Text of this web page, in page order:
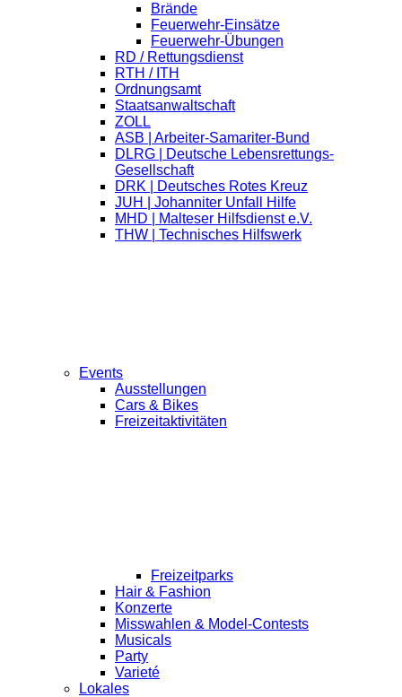
Brände
Feuerwehr-Einsätze
Feuerwehr-Übungen
RD / Rettungsdienst
RTH / ITH
Ordnungsamt
Staatsanwaltschaft
ZOLL
ASB | Arbeiter-Samariter-Bund
DLRG | Deutsche Lebensrettungs-
Gesellschaft
DRK | Deutsches Rotes Kreuz
JUH | Johanniter Unfall Hilfe
MHD | Malteser Hilfsdienst e.V.
THW | Technisches Hilfswerk
Events
Ausstellungen
Cars & Bikes
Freizeitaktivitäten
Freizeitparks
Hair & Fashion
Konzerte
Misswahlen & Model-Contests
Musicals
Party
Varieté
Lokales